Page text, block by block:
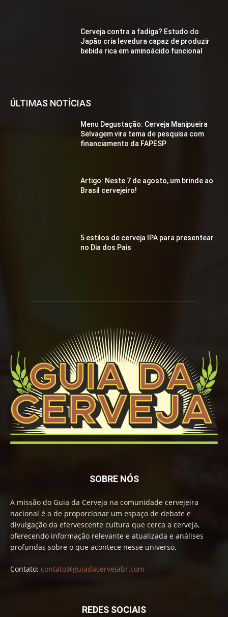
Cerveja contra a fadiga? Estudo do
Japão cria levedura capaz de produzir
bebida rica em aminoácido funcional
ÚLTIMAS NOTÍCIAS
Menu Degustação: Cerveja Manipueira
Selvagem vira tema de pesquisa com
financiamento da FAPESP
Artigo: Neste 7 de agosto, um brinde ao
Brasil cervejeiro!
5 estilos de cerveja IPA para presentear
no Dia dos Pais
SOBRE NÓS
A missão do Guia da Cerveja na comunidade cervejeira
nacional é a de proporcionar um espaço de debate e
divulgação da efervescente cultura que cerca a cerveja,
oferecendo informação relevante e atualizada e análises
profundas sobre o que acontece nesse universo.
Contato: contato@guiadacervejabr.com
REDES SOCIAIS